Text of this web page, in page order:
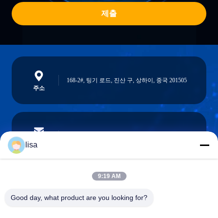
제출
주소
168-2#, 팅기 로드, 진산 구, 상하이, 중국 201505
이메일
전화
lisa
9:19 AM
Good day, what product are you looking for?